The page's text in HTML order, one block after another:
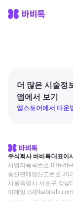
더 많은 시술정
앱에서 보기
앱스토어에서 다운
주식회사 바비톡대표이
사업자등록번호 836-
통신판매업신고번호
서울특별시 서초구 강
이메일 cs@babitalk.com